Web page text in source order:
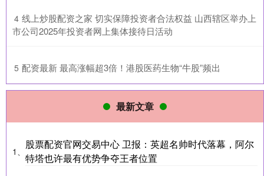
4 ​线上炒股配资之家 切实保障投资者合法权益 山西辖区举办上
市公司2025年投资者网上集体接待日活动
5 ​配资最新 最高涨幅超3倍！港股医药生物“牛股”频出
最新文章
1、
股票配资官网交易中心 卫报：英超名帅时代落幕，阿尔
特塔也许最有优势争夺王者位置